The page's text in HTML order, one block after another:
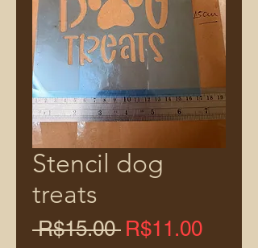
Stencil dog
treats
R$15.00 Regular
R$11.00Sale